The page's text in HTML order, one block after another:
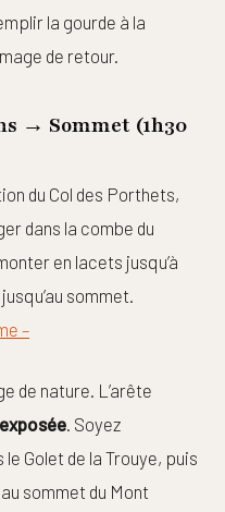
la gourde à la
de retour.
→ Sommet (1h30
du Col des Porthets,
dans la combe du
en lacets jusqu’à
sommet.
–
de nature. L’arête
. Soyez
Golet de la Trouye, puis
sommet du Mont